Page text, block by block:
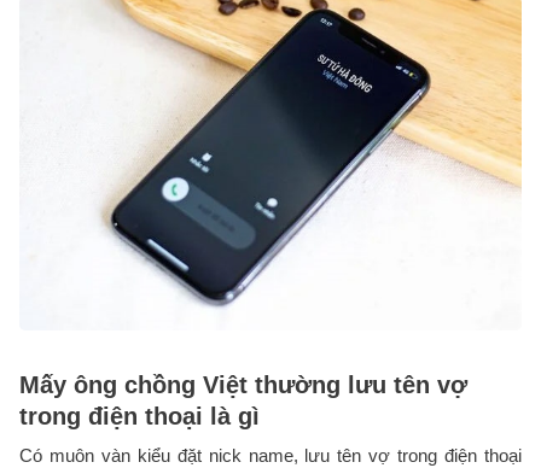
Mấy ông chồng Việt thường lưu tên vợ
trong điện thoại là gì
Có muôn vàn kiểu đặt nick name, lưu tên vợ trong điện thoại